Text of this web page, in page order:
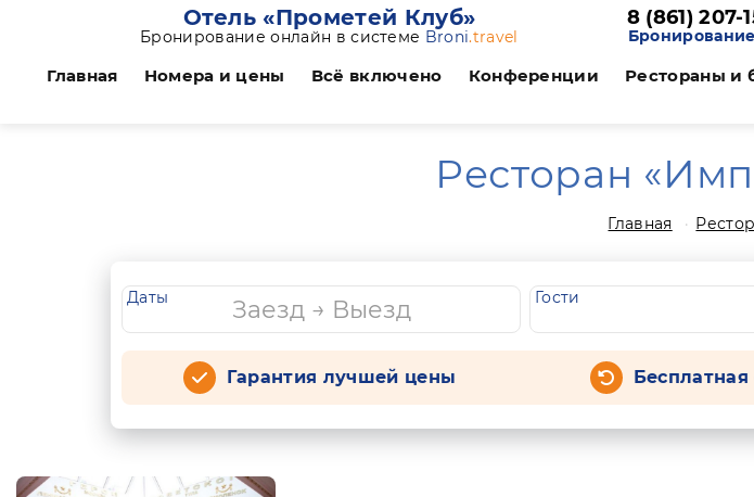
Отель «Прометей Клуб»
Бронирование онлайн в системе Broni.travel
8 (861) 207-
Главная Номера и цены Всё включено Конференции Рестораны и
Ресторан
Главная
Даты Гости
Гарантия лучшей цены